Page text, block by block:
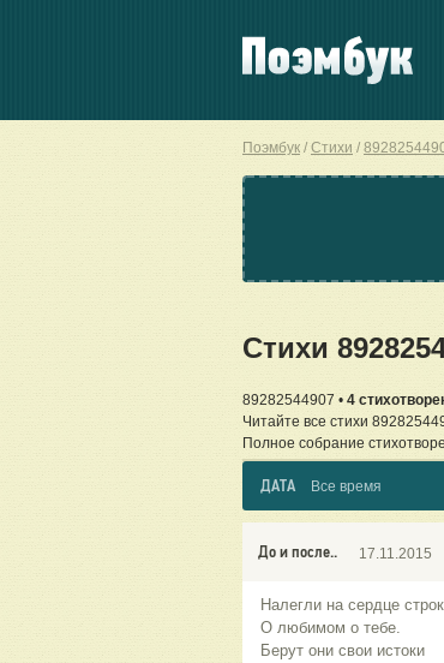
Поэмбук Стихи
Стихи
89282544907 • 4
Читайте все стихи
Полное собрание
ДАТА Все время
До и после.. 17.11.2015
Налегли на сердце
О любимом о тебе.
Берут они свои истоки